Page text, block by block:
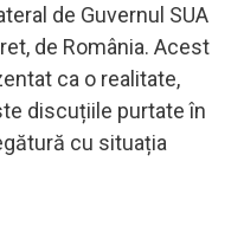
de Guvernul SUA
de România. Acest
ca o realitate,
discuțiile purtate în
cu situația